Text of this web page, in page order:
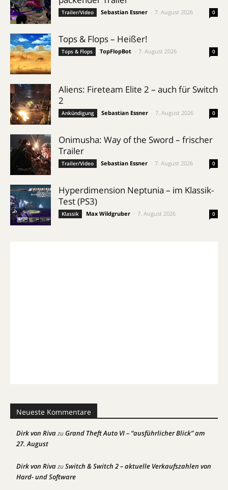
Trailer/Video Sebastian Essner 7. August 2026 0
Tops & Flops – Heißer!
Tops & Flops TopFlopBot 7. August 2026 0
Aliens: Fireteam Elite 2 – auch für Switch
2
Ankündigung Sebastian Essner 7. August 2026 0
Onimusha: Way of the Sword – frischer
Trailer
Trailer/Video Sebastian Essner 7. August 2026 0
Hyperdimension Neptunia – im Klassik-
Test (PS3)
Klassik Max Wildgruber 7. August 2026 0
Neueste Kommentare
Dirk von RivazuGrand Theft Auto VI – “ausführlicher Blick” am
27. August
Dirk von RivazuSwitch & Switch 2 – aktuelle Verkaufszahlen von
Hard- und Software